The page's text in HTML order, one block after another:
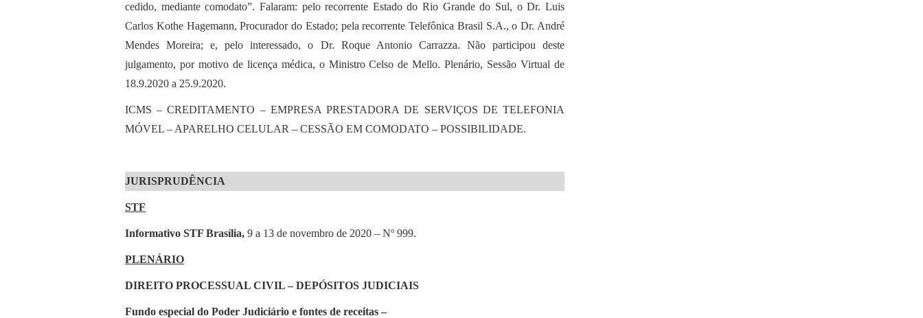
cedido, mediante comodato”. Falaram: pelo recorrente Estado do Rio Grande do Sul, o Dr. Luis
Carlos Kothe Hagemann, Procurador do Estado; pela recorrente Telefônica Brasil S.A., o Dr. André
Mendes Moreira; e, pelo interessado, o Dr. Roque Antonio Carrazza. Não participou deste
julgamento, por motivo de licença médica, o Ministro Celso de Mello. Plenário, Sessão Virtual de
18.9.2020 a 25.9.2020.
ICMS – CREDITAMENTO – EMPRESA PRESTADORA DE SERVIÇOS DE TELEFONIA
MÓVEL – APARELHO CELULAR – CESSÃO EM COMODATO – POSSIBILIDADE.
JURISPRUDÊNCIA
STF
Informativo STF Brasília, 9 a 13 de novembro de 2020 – Nº 999.
PLENÁRIO
DIREITO PROCESSUAL CIVIL – DEPÓSITOS JUDICIAIS
Fundo especial do Poder Judiciário e fontes de receitas –